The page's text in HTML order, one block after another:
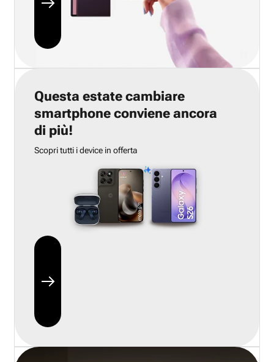
Questa estate cambiare
smartphone conviene ancora
di più!
Scopri tutti i device in offerta